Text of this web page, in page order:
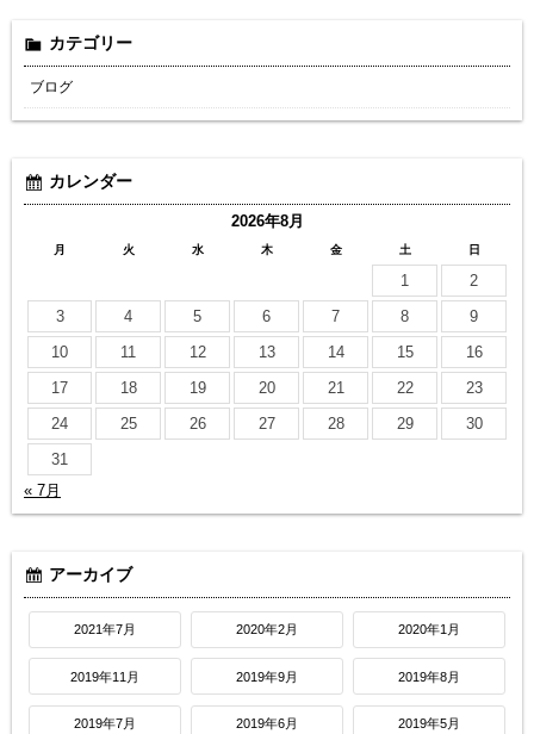
カテゴリー
ブログ
カレンダー
2026年8月
月 火 水 木 金 土 日
1
2
3
4 5 6 7 8
9
10
11 12 13 14 15
16
17
18 19 20 21 22
23
24
25 26 27 28 29
30
31
« 7月
アーカイブ
2021年7月 2020年2月 2020年1月
2019年11月 2019年9月 2019年8月
2019年7月 2019年6月 2019年5月